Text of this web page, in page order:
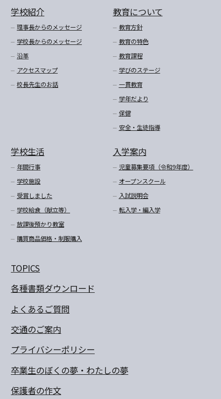
学校紹介
理事長からのメッセージ
学校長からのメッセージ
沿革
アクセスマップ
校長先生のお話
教育について
教育方針
教育の特色
教育課程
学びのステージ
一貫教育
学年だより
保健
安全・生徒指導
学校生活
年間行事
学校施設
受賞しました
学校給食（献立等）
放課後預かり教室
購買商品価格・制服購入
入学案内
児童募集要項（令和9年度）
オープンスクール
入試説明会
転入学・編入学
TOPICS
各種書類ダウンロード
よくあるご質問
交通のご案内
プライバシーポリシー
卒業生のぼくの夢・わたしの夢
保護者の作文